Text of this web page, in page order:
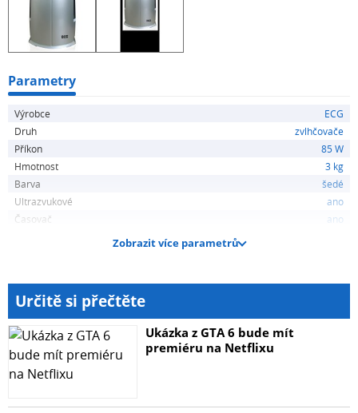
Parametry
Výrobce
ECG
Druh
zvlhčovače
Příkon
85 W
Hmotnost
3 kg
Barva
šedé
Ultrazvukové
ano
Časovač
ano
Zobrazit více parametrů
Určitě si přečtěte
Ukázka z GTA 6 bude mít
premiéru na Netflixu